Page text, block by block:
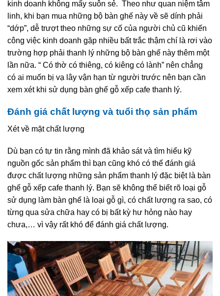
kinh doanh không mấy suôn sẻ. Theo như quan niệm tâm
linh, khi bạn mua những bộ bàn ghế này về sẽ dính phải
“dớp”, dễ trượt theo những sự cố của người chủ cũ khiến
công việc kinh doanh gặp nhiều bất trắc thậm chí là rơi vào
trường hợp phải thanh lý những bộ bàn ghế này thêm một
lần nữa. “ Có thờ có thiêng, có kiêng có lành” nên chẳng
có ai muốn bị vạ lây vận hạn từ người trước nên bạn cần
xem xét khi sử dụng bàn ghế gỗ xếp cafe thanh lý.
Đánh giá chất lượng và tuổi thọ sản phẩm
Xét về mặt chất lượng
Dù bạn có tự tin rằng mình đã khảo sát và tìm hiểu kỹ
nguồn gốc sản phẩm thì bạn cũng khó có thể đánh giá
được chất lượng những sản phẩm thanh lý đặc biệt là bàn
ghế gỗ xếp cafe thanh lý. Bạn sẽ không thể biết rõ loại gỗ
sử dụng làm bàn ghế là loại gỗ gì, có chất lượng ra sao, có
từng qua sửa chữa hay có bị bất kỳ hư hỏng nào hay
chưa,… vì vậy rất khó để đánh giá chất lượng.